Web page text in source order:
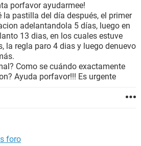
porfavor ayudarmee!
la pastilla del día después, el primer
adelantandola 5 días, luego en
13 dias, en los cuales estuve
la regla paro 4 dias y luego denuevo
Como se cuándo exactamente
Ayuda porfavor!!! Es urgente
foro